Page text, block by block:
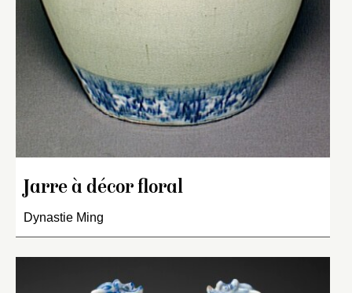
Jarre à décor floral
Dynastie Ming